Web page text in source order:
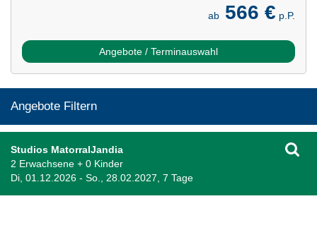
ab 566 € p.P.
Angebote / Terminauswahl
Angebote Filtern
Studios MatorralJandia
2 Erwachsene + 0 Kinder
Di, 01.12.2026 - So., 28.02.2027, 7 Tage